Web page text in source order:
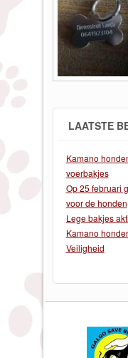
LAATSTE
Kamano
voerbakjes
Op 25 februari
voor de honden
Lege bakjes
Kamano
Veiligheid